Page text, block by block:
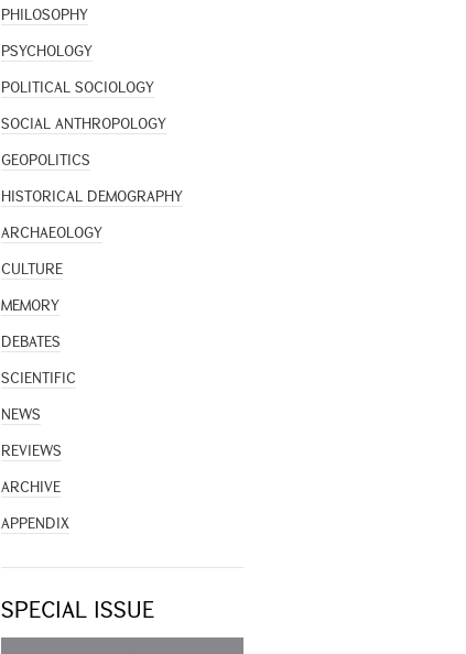
PHILOSOPHY
PSYCHOLOGY
POLITICAL SOCIOLOGY
SOCIAL ANTHROPOLOGY
GEOPOLITICS
HISTORICAL DEMOGRAPHY
ARCHAEOLOGY
CULTURE
MEMORY
DEBATES
SCIENTIFIC
NEWS
REVIEWS
ARCHIVE
APPENDIX
SPECIAL ISSUE